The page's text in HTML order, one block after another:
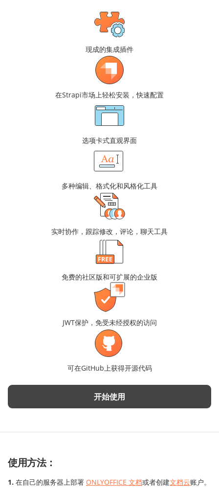
现成的集成插件
在Strapi市场上轻松安装，快速配置
选项卡式直观界面
多种编辑、格式化和风格化工具
实时协作，跟踪修改，评论，聊天工具
免费的社区版和可扩展的企业版
JWT保护，免受未经授权的访问
可在GitHub上获得开源代码
开始使用
使用方法：
在自己的服务器上部署 ONLYOFFICE 文档或者创建文档云账户。